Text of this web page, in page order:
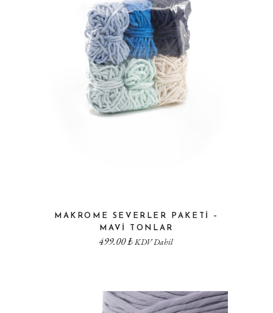
MAKROME SEVERLER PAKETI –
MAVI TONLAR
499.00₺KDV Dahil